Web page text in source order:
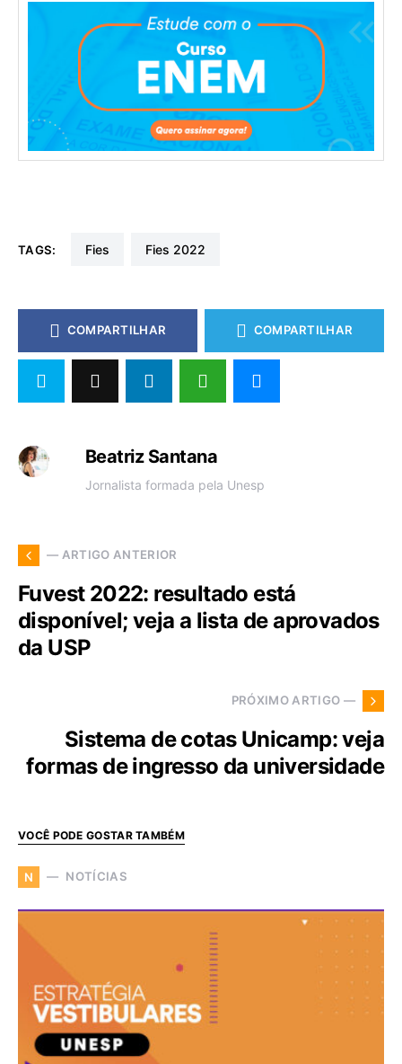
TAGS: fies fies 2022
COMPARTILHAR COMPARTILHAR
Beatriz Santana
Jornalista formada pela Unesp
— ARTIGO ANTERIOR
Fuvest 2022: resultado está
disponível; veja a lista de aprovados
da USP
PRÓXIMO ARTIGO —
Sistema de cotas Unicamp: veja
formas de ingresso da universidade
VOCÊ PODE GOSTAR TAMBÉM
N NOTÍCIAS